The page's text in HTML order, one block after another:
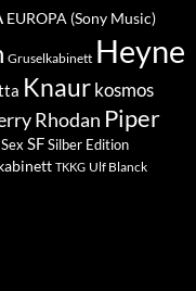
EUROPA (Sony Music)
Gruselkabinett Heyne
Knaur kosmos
Rhodan Piper
Sex SFSilber Edition
TKKG Ulf Blanck